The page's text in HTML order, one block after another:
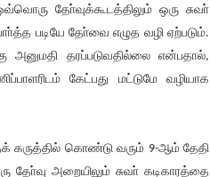
தோ்வுக்கூடத்திலும் ஒரு சுவா்
படியே தோ்வை எழுத வழி ஏற்படும்.
அனுமதி தரப்படுவதில்லை என்பதால்,
கேட்பது மட்டுமே வழியாக
கருத்தில் கொண்டு வரும் 9-ஆம் தேதி
தோ்வு அறையிலும் சுவா் கடிகாரத்தை